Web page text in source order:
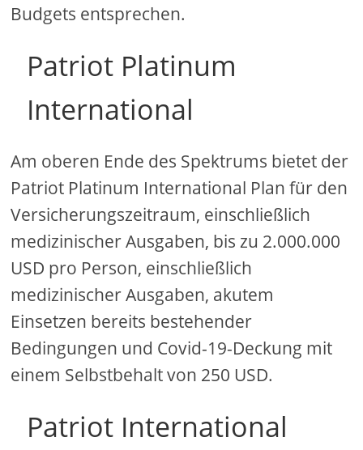
Budgets entsprechen.
Patriot Platinum
International
Am oberen Ende des Spektrums bietet der
Patriot Platinum International Plan für den
Versicherungszeitraum, einschließlich
medizinischer Ausgaben, bis zu 2.000.000
USD pro Person, einschließlich
medizinischer Ausgaben, akutem
Einsetzen bereits bestehender
Bedingungen und Covid-19-Deckung mit
einem Selbstbehalt von 250 USD.
Patriot International